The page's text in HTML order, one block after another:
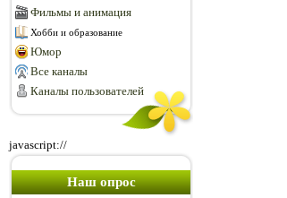
Фильмы и анимация
Хобби и образование
Юмор
Все каналы
Каналы пользователей
javascript://
Наш опрос